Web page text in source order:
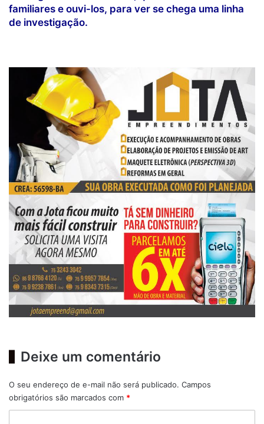
familiares e ouvi-los, para ver se chega uma linha
de investigação.
Deixe um comentário
O seu endereço de e-mail não será publicado. Campos
obrigatórios são marcados com *